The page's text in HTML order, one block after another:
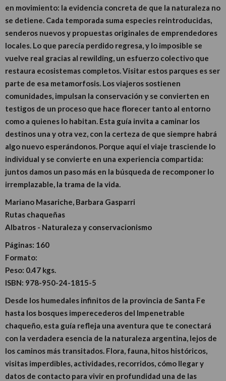
en movimiento: la evidencia concreta de que la naturaleza no
se detiene. Cada temporada suma especies reintroducidas,
senderos nuevos y propuestas originales de emprendedores
locales. Lo que parecía perdido regresa, y lo imposible se
vuelve real gracias al rewilding, un esfuerzo colectivo que
restaura ecosistemas completos. Visitar estos parques es ser
parte de esa metamorfosis. Los viajeros sostienen
comunidades, impulsan la conservación y se convierten en
testigos de un proceso que hace florecer tanto al entorno
como a quienes lo habitan. Esta guía invita a caminar los
destinos una y otra vez, con la certeza de que siempre habrá
algo nuevo esperándonos. Porque aquí el viaje trasciende lo
individual y se convierte en una experiencia compartida:
juntos damos un paso más en la búsqueda de recomponer lo
irremplazable, la trama de la vida.
Mariano Masariche, Barbara Gasparri
Rutas chaqueñas
Albatros - Naturaleza y conservacionismo
Páginas: 160
Formato:
Peso: 0.47 kgs.
ISBN: 978-950-24-1815-5
Desde los humedales infinitos de la provincia de Santa Fe
hasta los bosques imperecederos del Impenetrable
chaqueño, esta guía refleja una aventura que te conectará
con la verdadera esencia de la naturaleza argentina, lejos de
los caminos más transitados. Flora, fauna, hitos históricos,
visitas imperdibles, actividades, recorridos, cómo llegar y
datos de contacto para vivir en profundidad una de las